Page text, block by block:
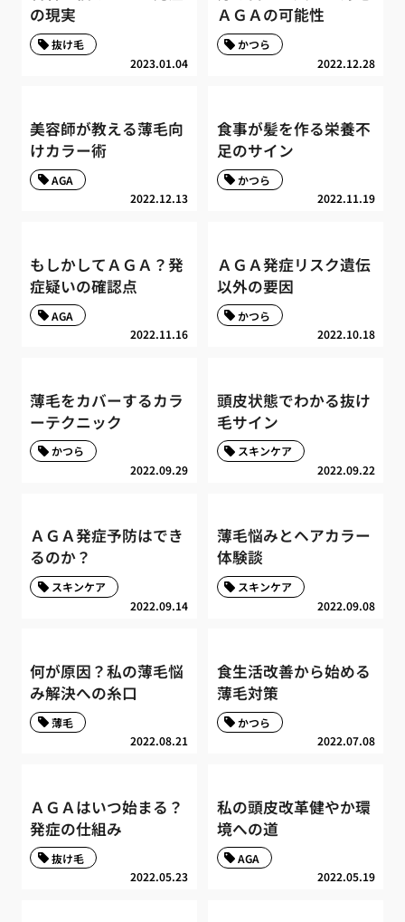
の現実
2023.01.04
抜け毛
ＡＧＡの可能性
2022.12.28
かつら
美容師が教える薄毛向
けカラー術
2022.12.13
AGA
食事が髪を作る栄養不
足のサイン
2022.11.19
かつら
もしかしてＡＧＡ？発
症疑いの確認点
2022.11.16
AGA
ＡＧＡ発症リスク遺伝
以外の要因
2022.10.18
かつら
薄毛をカバーするカラ
ーテクニック
2022.09.29
かつら
頭皮状態でわかる抜け
毛サイン
2022.09.22
スキンケア
ＡＧＡ発症予防はでき
るのか？
2022.09.14
スキンケア
薄毛悩みとヘアカラー
体験談
2022.09.08
スキンケア
何が原因？私の薄毛悩
み解決への糸口
2022.08.21
薄毛
食生活改善から始める
薄毛対策
2022.07.08
かつら
ＡＧＡはいつ始まる？
発症の仕組み
2022.05.23
抜け毛
私の頭皮改革健やか環
境への道
2022.05.19
AGA